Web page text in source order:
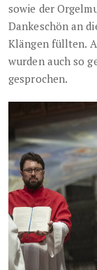
sowie der
Dankeschön an
Klängen füllten.
wurden auch so
gesprochen.